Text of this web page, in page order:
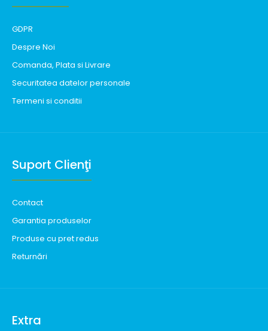
GDPR
Despre Noi
Comanda, Plata si Livrare
Securitatea datelor personale
Termeni si conditii
Suport Clienţi
Contact
Garantia produselor
Produse cu pret redus
Returnări
Extra